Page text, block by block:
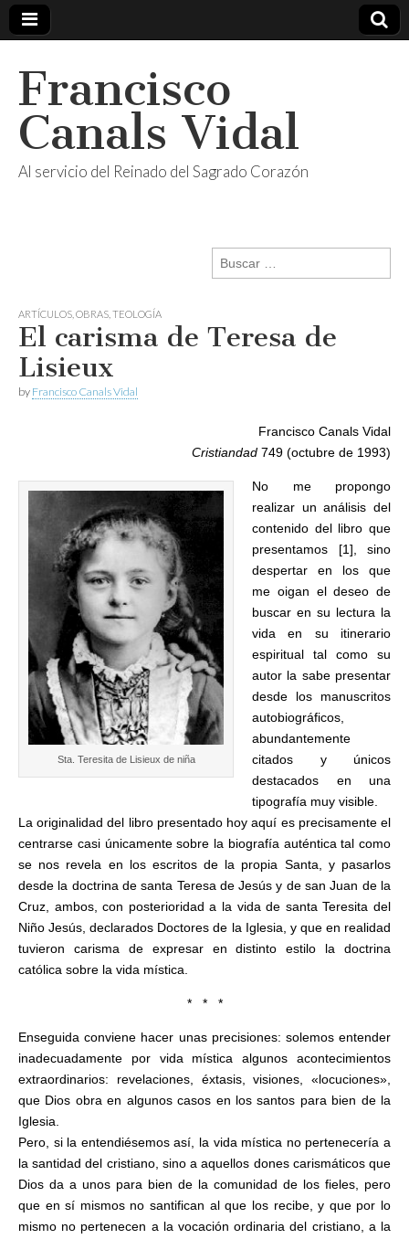
Francisco
Canals Vidal
Al servicio del Reinado del Sagrado Corazón
Buscar:
ARTÍCULOS OBRAS TEOLOGÍA
El carisma de Teresa de
Lisieux
by Francisco Canals Vidal
Francisco Canals Vidal
Cristiandad 749 (octubre de 1993)
Sta. Teresita de Lisieux de niña
No me propongo
realizar un análisis del
contenido del libro que
presentamos [1], sino
despertar en los que
me oigan el deseo de
buscar en su lectura la
vida en su itinerario
espiritual tal como su
autor la sabe presentar
desde los manuscritos
autobiográficos,
abundantemente
citados y únicos
destacados en una
tipografía muy visible.
La originalidad del libro presentado hoy aquí es precisamente el
centrarse casi únicamente sobre la biografía auténtica tal como
se nos revela en los escritos de la propia Santa, y pasarlos
desde la doctrina de santa Teresa de Jesús y de san Juan de la
Cruz, ambos, con posterioridad a la vida de santa Teresita del
Niño Jesús, declarados Doctores de la Iglesia, y que en realidad
tuvieron carisma de expresar en distinto estilo la doctrina
católica sobre la vida mística.
* * *
Enseguida conviene hacer unas precisiones: solemos entender
inadecuadamente por vida mística algunos acontecimientos
extraordinarios: revelaciones, éxtasis, visiones, «locuciones»,
que Dios obra en algunos casos en los santos para bien de la
Iglesia.
Pero, si la entendiésemos así, la vida mística no pertenecería a
la santidad del cristiano, sino a aquellos dones carismáticos que
Dios da a unos para bien de la comunidad de los fieles, pero
que en sí mismos no santifican al que los recibe, y que por lo
mismo no pertenecen a la vocación ordinaria del cristiano, a la